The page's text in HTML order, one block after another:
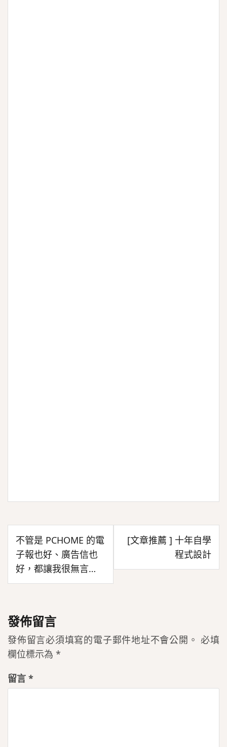
文
章
導
覽
不管是 PCHOME 的電
子報也好、廣告信也
好，都讓我很無言…
[文章推薦 ] 十年自學
程式設計
發佈留言
發佈留言必須填寫的電子郵件地址不會公開。 必填
欄位標示為 *
留言 *